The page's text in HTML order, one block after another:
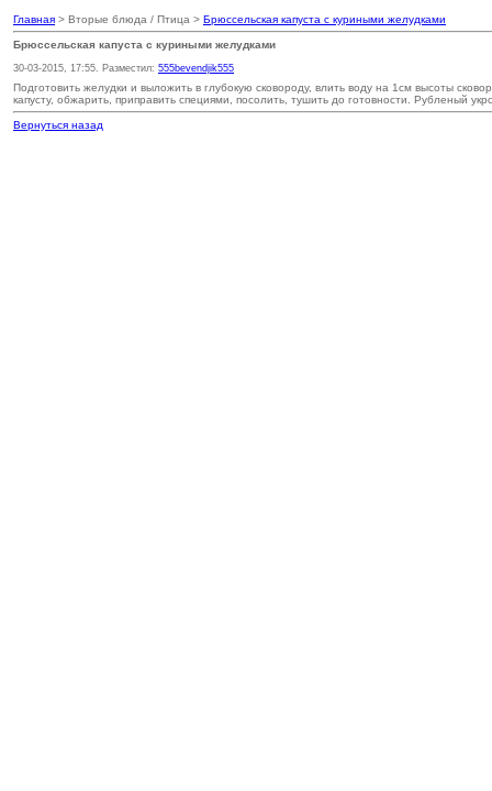
Главная > Вторые блюда / Птица > Брюссельская капуста с куриными желудками
Брюссельская капуста с куриными желудками
30-03-2015, 17:55. Разместил: 555bevendjik555
Подготовить желудки и выложить в глубокую сковороду, влить воду на 1см высоты
капусту, обжарить, приправить специями, посолить, тушить до готовности. Рубленый
Вернуться назад